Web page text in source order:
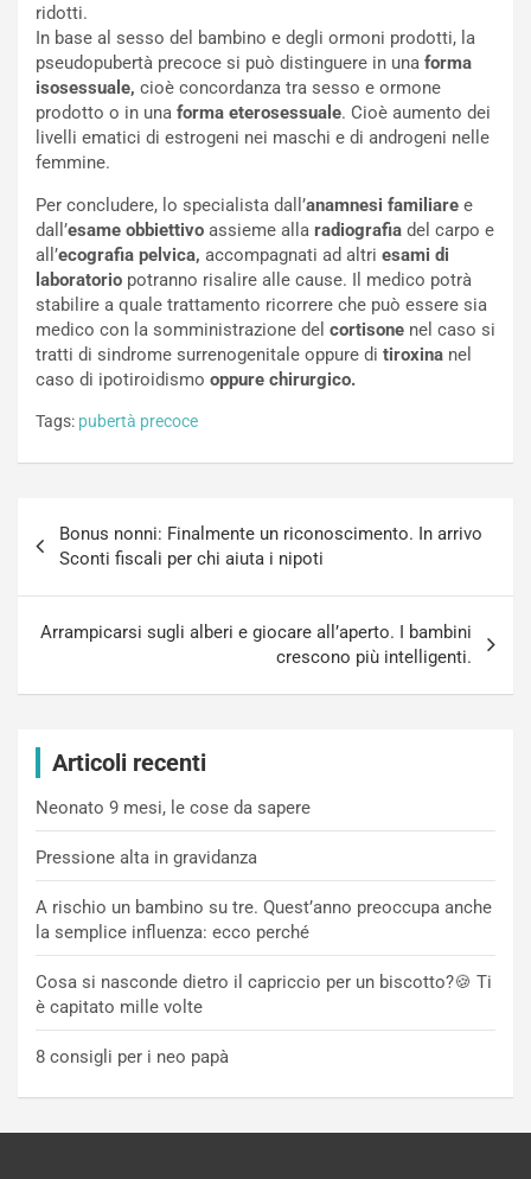
ridotti.
In base al sesso del bambino e degli ormoni prodotti, la
pseudopubertà precoce si può distinguere in una forma
isosessuale, cioè concordanza tra sesso e ormone
prodotto o in una forma eterosessuale. Cioè aumento dei
livelli ematici di estrogeni nei maschi e di androgeni nelle
femmine.
Per concludere, lo specialista dall’anamnesi familiare e
dall’esame obbiettivo assieme alla radiografia del carpo e
all’ecografia pelvica, accompagnati ad altri esami di
laboratorio potranno risalire alle cause. Il medico potrà
stabilire a quale trattamento ricorrere che può essere sia
medico con la somministrazione del cortisone nel caso si
tratti di sindrome surrenogenitale oppure di tiroxina nel
caso di ipotiroidismo oppure chirurgico.
Tags: pubertà precoce
articoli
Bonus nonni: Finalmente un riconoscimento. In arrivo
Sconti fiscali per chi aiuta i nipoti
Arrampicarsi sugli alberi e giocare all’aperto. I bambini
crescono più intelligenti.
Articoli recenti
Neonato 9 mesi, le cose da sapere
Pressione alta in gravidanza
A rischio un bambino su tre. Quest’anno preoccupa anche
la semplice influenza: ecco perché
Cosa si nasconde dietro il capriccio per un biscotto?🍪 Ti
è capitato mille volte
8 consigli per i neo papà